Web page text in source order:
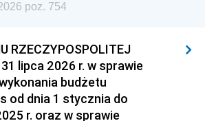
poz. 754
RZECZYPOSPOLITEJ
lipca 2026 r. w sprawie
budżetu
od dnia 1 stycznia do
r. oraz w sprawie